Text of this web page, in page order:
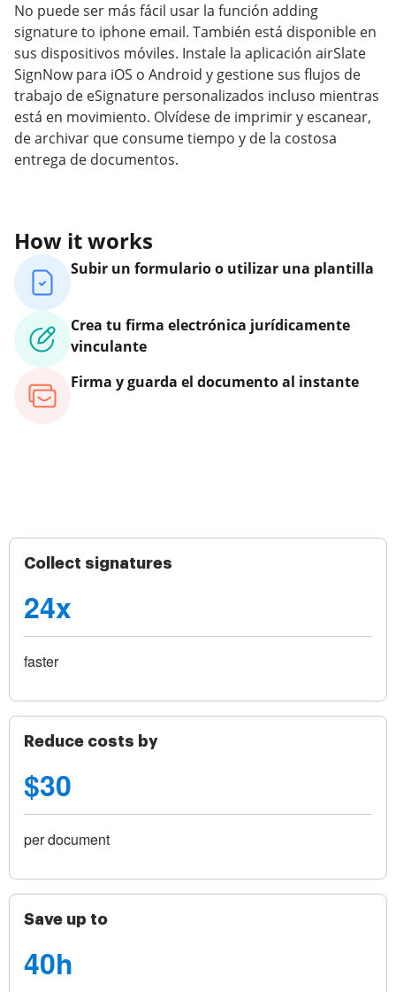
No puede ser más fácil usar la función adding
signature to iphone email. También está disponible en
sus dispositivos móviles. Instale la aplicación airSlate
SignNow para iOS o Android y gestione sus flujos de
trabajo de eSignature personalizados incluso mientras
está en movimiento. Olvídese de imprimir y escanear,
de archivar que consume tiempo y de la costosa
entrega de documentos.
How it works
Subir un formulario o utilizar una plantilla
Crea tu firma electrónica jurídicamente
vinculante
Firma y guarda el documento al instante
Collect signatures
24x
faster
Reduce costs by
$30
per document
Save up to
40h